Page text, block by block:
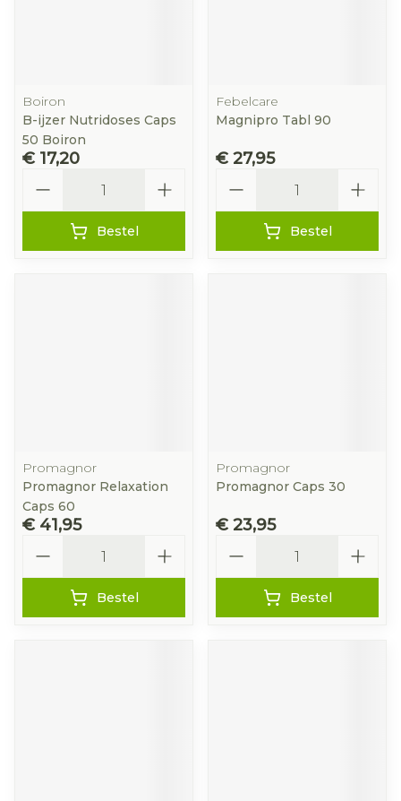
Boiron
B-ijzer Nutridoses Caps
50 Boiron
€ 17,20
Bestel
Febelcare
Magnipro Tabl 90
€ 27,95
Bestel
Promagnor
Promagnor Relaxation
Caps 60
€ 41,95
Bestel
Promagnor
Promagnor Caps 30
€ 23,95
Bestel